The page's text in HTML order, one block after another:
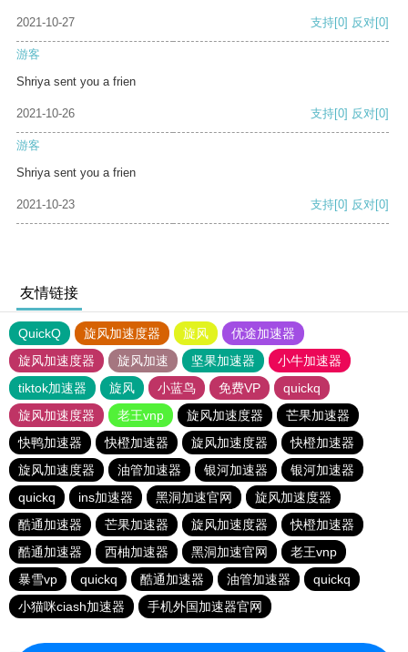
2021-10-27 支持[0] 反对[0]
游客
Shriya sent you a frien
2021-10-26 支持[0] 反对[0]
游客
Shriya sent you a frien
2021-10-23 支持[0] 反对[0]
友情链接
QuickQ 旋风加速度器 旋风
优途加速器
旋风加速度器
旋风加速 坚果加速器
小牛加速器
tiktok加速器
旋风 小蓝鸟 免费VP
quickq
旋风加速度器
老王vnp 旋风加速度器
芒果加速器
快鸭加速器
快橙加速器 旋风加速度器
快橙加速器
旋风加速度器
油管加速器 银河加速器
银河加速器
quickq
ins加速器 黑洞加速官网
旋风加速度器
酷通加速器
芒果加速器 旋风加速度器
快橙加速器
酷通加速器
西柚加速器 黑洞加速官网
老王vnp
暴雪vp
quickq 酷通加速器 油管加速器
quickq
小猫咪ciash加速器
手机外国加速器官网